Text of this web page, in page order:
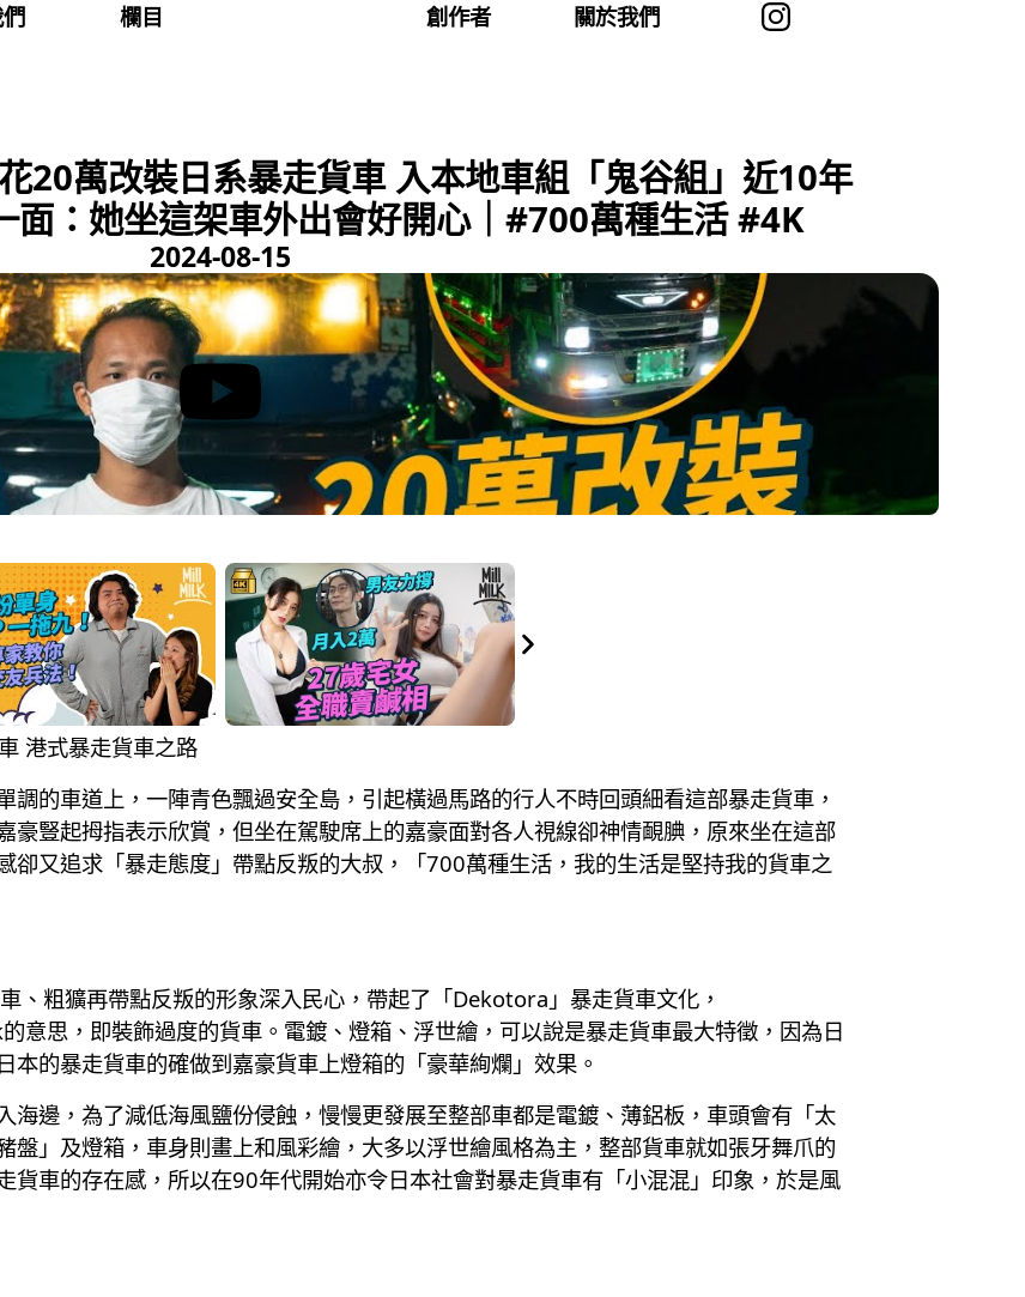
欄目 創作者 關於我們
20萬改裝日系暴走貨車 入本地車組「鬼谷組」近10年
面：她坐這架車外出會好開心｜#700萬種生活 #4K
2024-08-15
港式暴走貨車之路
的車道上，一陣青色飄過安全島，引起橫過馬路的行人不時回頭細看這部暴走貨車，
豪豎起拇指表示欣賞，但坐在駕駛席上的嘉豪面對各人視線卻神情靦腆，原來坐在這部
卻又追求「暴走態度」帶點反叛的大叔，「700萬種生活，我的生活是堅持我的貨車之
、粗獷再帶點反叛的形象深入民心，帶起了「Dekotora」暴走貨車文化，
意思，即裝飾過度的貨車。電鍍、燈箱、浮世繪，可以說是暴走貨車最大特徵，因為日
的暴走貨車的確做到嘉豪貨車上燈箱的「豪華絢爛」效果。
海邊，為了減低海風鹽份侵蝕，慢慢更發展至整部車都是電鍍、薄鋁板，車頭會有「太
盤」及燈箱，車身則畫上和風彩繪，大多以浮世繪風格為主，整部貨車就如張牙舞爪的
貨車的存在感，所以在90年代開始亦令日本社會對暴走貨車有「小混混」印象，於是風